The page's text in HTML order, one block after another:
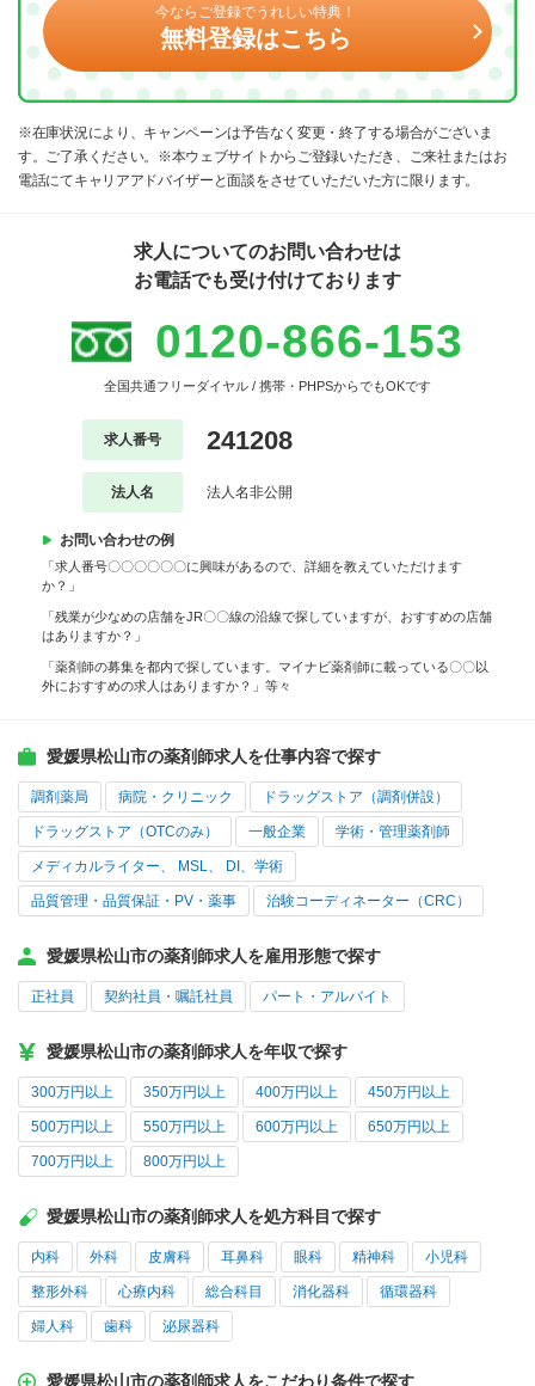
今ならご登録でうれしい特典！
無料登録はこちら
※在庫状況により、キャンペーンは予告なく変更・終了する場合がございま
す。ご了承ください。※本ウェブサイトからご登録いただき、ご来社またはお
電話にてキャリアアドバイザーと面談をさせていただいた方に限ります。
求人についてのお問い合わせは
お電話でも受け付けております
0120-866-153
全国共通フリーダイヤル / 携帯・PHPSからでもOKです
求人番号 241208
法人名 法人名非公開
お問い合わせの例
「求人番号〇〇〇〇〇〇に興味があるので、詳細を教えていただけます
か？」
「残業が少なめの店舗をJR〇〇線の沿線で探していますが、おすすめの店舗
はありますか？」
「薬剤師の募集を都内で探しています。マイナビ薬剤師に載っている〇〇以
外におすすめの求人はありますか？」等々
愛媛県松山市の薬剤師求人を仕事内容で探す
調剤薬局 病院・クリニック ドラッグストア（調剤併設）
ドラッグストア（OTCのみ） 一般企業 学術・管理薬剤師
メディカルライター、 MSL、 DI、学術
品質管理・品質保証・PV・薬事 治験コーディネーター（CRC）
愛媛県松山市の薬剤師求人を雇用形態で探す
正社員 契約社員・嘱託社員 パート・アルバイト
愛媛県松山市の薬剤師求人を年収で探す
300万円以上 350万円以上 400万円以上 450万円以上
500万円以上 550万円以上 600万円以上 650万円以上
700万円以上 800万円以上
愛媛県松山市の薬剤師求人を処方科目で探す
内科 外科 皮膚科 耳鼻科 眼科 精神科 小児科
整形外科 心療内科 総合科目 消化器科 循環器科
婦人科 歯科 泌尿器科
愛媛県松山市の薬剤師求人をこだわり条件で探す